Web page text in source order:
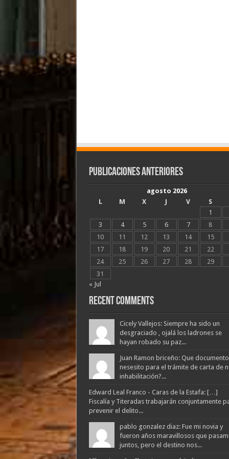
Publicaciones Anteriores
agosto 2026
L
M X J V S
1
3
4 5 6 7 8
10
11 12 13 14 15
17
18 19 20 21 22
24
25 26 27 28 29
31
« Jul
Recent Comments
Cicely Vallejos: Siempre ha sido un
desgraciado , ojalá los ladrones se
hayan robado su paz...
Juan Ramon briceño: Que
nesesito para el trámite de carta de
inhabilitación?...
Edward Leal Franco - Caras de la Estafa: […]
Fiscalía y Titeradas trabajarán conjuntamente
prevenir el delito...
pablo gonzalez diaz: Fue mi novia y
fueron años maravillosos que
juntos, pero el destino nos...